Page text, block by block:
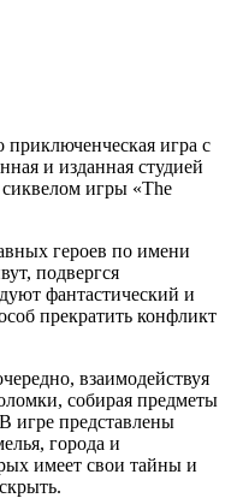
игра с
и изданная студией
сиквелом игры «The
героев по имени
подвергся
фантастический и
прекратить конфликт
взаимодействуя
собирая предметы
игре представлены
города и
имеет свои тайны и